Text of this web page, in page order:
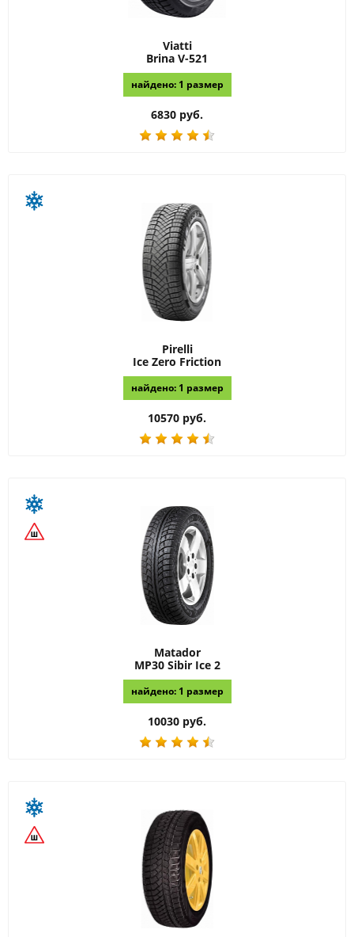
Viatti
Brina V-521
найдено: 1 размер
6830 руб.
Pirelli
Ice Zero Friction
найдено: 1 размер
10570 руб.
Matador
MP30 Sibir Ice 2
найдено: 1 размер
10030 руб.